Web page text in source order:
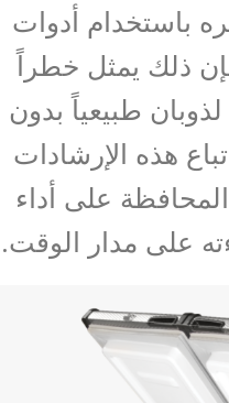
باستخدام أدوات
ذلك يمثل خطراً
طبيعياً بدون
هذه الإرشادات
على أداء
على مدار الوقت.